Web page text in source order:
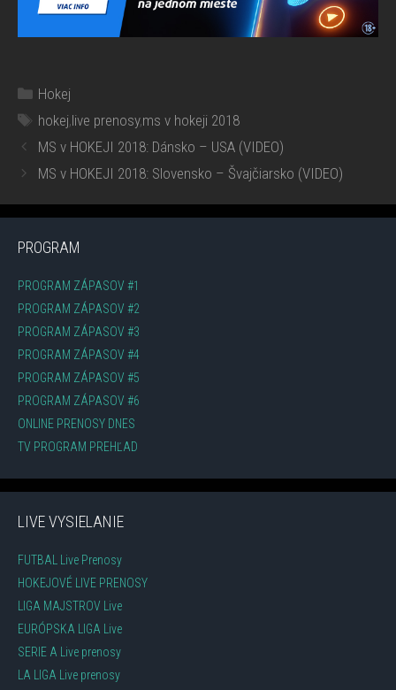
Kategórie
Hokej
Značky
hokej,live prenosy,ms v hokeji 2018
MS v HOKEJI 2018: Dánsko – USA (VIDEO)
MS v HOKEJI 2018: Slovensko – Švajčiarsko (VIDEO)
PROGRAM
PROGRAM ZÁPASOV #1
PROGRAM ZÁPASOV #2
PROGRAM ZÁPASOV #3
PROGRAM ZÁPASOV #4
PROGRAM ZÁPASOV #5
PROGRAM ZÁPASOV #6
ONLINE PRENOSY DNES
TV PROGRAM PREHĽAD
LIVE VYSIELANIE
FUTBAL Live Prenosy
HOKEJOVÉ LIVE PRENOSY
LIGA MAJSTROV Live
EURÓPSKA LIGA Live
SERIE A Live prenosy
LA LIGA Live prenosy